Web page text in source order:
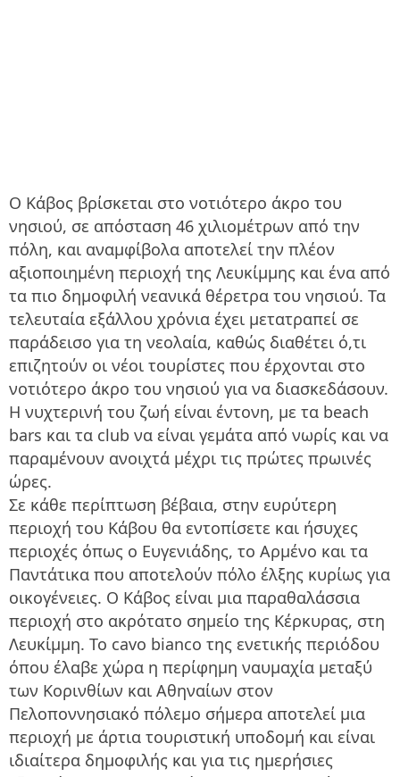
Ο Κάβος βρίσκεται στο νοτιότερο άκρο του
νησιού, σε απόσταση 46 χιλιομέτρων από την
πόλη, και αναμφίβολα αποτελεί την πλέον
αξιοποιημένη περιοχή της Λευκίμμης και ένα από
τα πιο δημοφιλή νεανικά θέρετρα του νησιού. Τα
τελευταία εξάλλου χρόνια έχει μετατραπεί σε
παράδεισο για τη νεολαία, καθώς διαθέτει ό,τι
επιζητούν οι νέοι τουρίστες που έρχονται στο
νοτιότερο άκρο του νησιού για να διασκεδάσουν.
Η νυχτερινή του ζωή είναι έντονη, με τα beach
bars και τα club να είναι γεμάτα από νωρίς και να
παραμένουν ανοιχτά μέχρι τις πρώτες πρωινές
ώρες.
Σε κάθε περίπτωση βέβαια, στην ευρύτερη
περιοχή του Κάβου θα εντοπίσετε και ήσυχες
περιοχές όπως ο Ευγενιάδης, το Αρμένο και τα
Παντάτικα που αποτελούν πόλο έλξης κυρίως για
οικογένειες. Ο Κάβος είναι μια παραθαλάσσια
περιοχή στο ακρότατο σημείο της Κέρκυρας, στη
Λευκίμμη. Το cavo bianco της ενετικής περιόδου
όπου έλαβε χώρα η περίφημη ναυμαχία μεταξύ
των Κορινθίων και Αθηναίων στον
Πελοποννησιακό πόλεμο σήμερα αποτελεί μια
περιοχή με άρτια τουριστική υποδομή και είναι
ιδιαίτερα δημοφιλής και για τις ημερήσιες